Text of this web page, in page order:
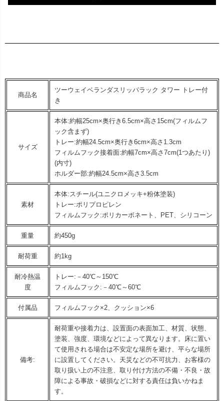
商品名
ツーウェイベランダスリッパラック タワー トレー付
き
サイズ
本体:約幅25cm×奥行き6.5cm×高さ15cm(フィルムフ
ック含まず)
トレー:約幅24.5cm×奥行き6cm×高さ1.3cm
フィルムフック接着面:約幅7cm×高さ7cm(1つあたり)
(内寸)
ホルダー部:約幅24.5cm×高さ3.5cm
素材
本体:スチール(ユニクロメッキ+粉体塗装)
トレー:ポリプロピレン
フィルムフック:ポリカーボネート、PET、シリコーン
重量 約450g
耐荷重 約1kg
耐冷熱温
度
トレー:－40℃～150℃
フィルムフック:－40℃～60℃
付属品 フィルムフック×2、クッション×6
備考:
耐荷重や接着力は、設置面の表面加工、材質、状態、
塗装、強度、環境などによって異なります。床に置い
て使用される場合は不安定な場所を避け、平らな場所
に設置してください。天災などの不可抗力、お客様の
取り扱い上の不注意、取り付け方法の不備・不良・故
障による事故・破損などに対する責任は負いかねま
す。